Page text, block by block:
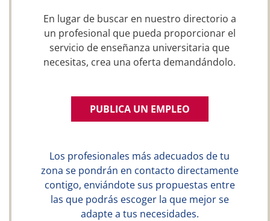
En lugar de buscar en nuestro directorio a
un profesional que pueda proporcionar el
servicio de enseñanza universitaria que
necesitas, crea una oferta demandándolo.
PUBLICA UN EMPLEO
Los profesionales más adecuados de tu
zona se pondrán en contacto directamente
contigo, enviándote sus propuestas entre
las que podrás escoger la que mejor se
adapte a tus necesidades.